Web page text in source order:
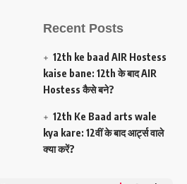
Recent Posts
12th ke baad AIR Hostess
kaise bane: 12th के बाद AIR
Hostess कैसे बने?
12th Ke Baad arts wale
kya kare: 12वीं के बाद आर्ट्स वाले
क्या करें?